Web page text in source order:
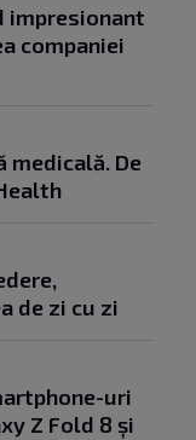
impresionant
companiei
medicală. De
de zi cu zi
uri
Z Fold 8 și